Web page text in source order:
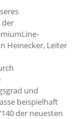
der
Heinecker, Leiter
und
beispielhaft
der neuesten